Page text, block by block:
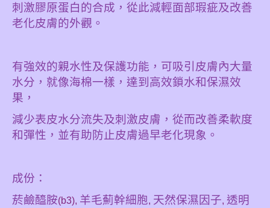
刺激膠原蛋白的合成，從此減輕面部瑕疵及改善
老化皮膚的外觀。
有強效的親水性及保護功能，可吸引皮膚內大量
水分，就像海棉一樣，達到高效鎖水和保濕效
果，
減少表皮水分流失及刺激皮膚，從而改善柔軟度
和彈性，並有助防止皮膚過早老化現象。
成份：
菸鹼醯胺(b3), 羊毛薊幹細胞, 天然保濕因子, 透明